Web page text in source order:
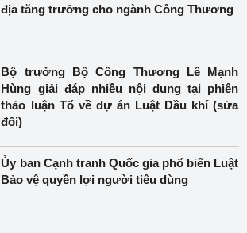
địa tăng trưởng cho ngành Công Thương
Bộ trưởng Bộ Công Thương Lê Mạnh
Hùng giải đáp nhiều nội dung tại phiên
thảo luận Tổ về dự án Luật Dầu khí (sửa
đổi)
Ủy ban Cạnh tranh Quốc gia phổ biến Luật
Bảo vệ quyền lợi người tiêu dùng